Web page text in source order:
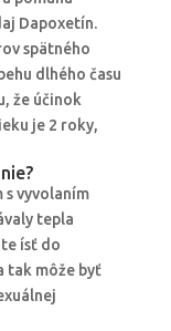
Dapoxetín.
spätného
dlhého času
že účinok
je 2 roky,
vyvolaním
tepla
ísť do
tak môže byť